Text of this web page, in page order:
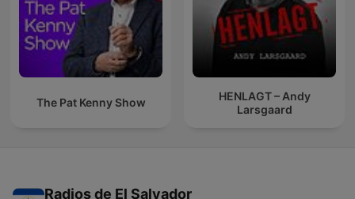
The Pat Kenny Show
HENLAGT – Andy
Larsgaard
Radios de El Salvador